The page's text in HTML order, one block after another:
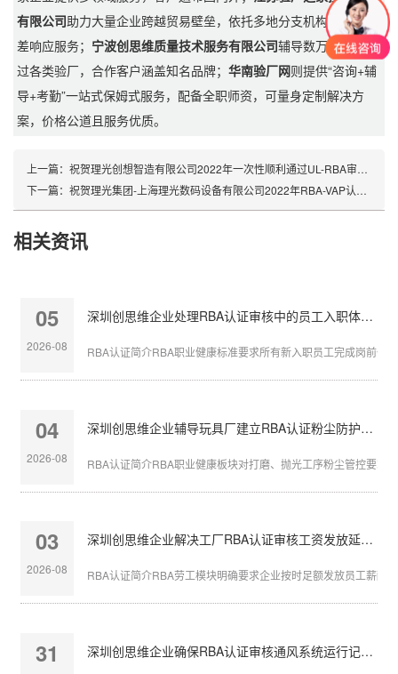
有限公司助力大量企业跨越贸易壁垒，依托多地分支机构提供零时
差响应服务； 宁波创思维质量技术服务有限公司辅导数万家企业通
过各类验厂，合作客户涵盖知名品牌；华南验厂网则提供“咨询+辅
导+考勤”一站式保姆式服务，配备全职师资，可量身定制解决方
案，价格公道且服务优质。
上一篇： 祝贺理光创想智造有限公司2022年一次性顺利通过UL-RBA审核并取得银色证书
下一篇： 祝贺理光集团-上海理光数码设备有限公司2022年RBA-VAP认证项目顺利通过UL审核并取得银牌证书
相关资讯
05
2026-08
深圳创思维企业处理RBA认证审核中的员工入职体检缺失
RBA认证简介RBA职业健康标准要求所有新入职员工完成岗前体
04
2026-08
深圳创思维企业辅导玩具厂建立RBA认证粉尘防护体系
RBA认证简介RBA职业健康板块对打磨、抛光工序粉尘管控要求
03
2026-08
深圳创思维企业解决工厂RBA认证审核工资发放延迟问题
RBA认证简介RBA劳工模块明确要求企业按时足额发放员工薪酬
31 深圳创思维企业确保RBA认证审核通风系统运行记录完整